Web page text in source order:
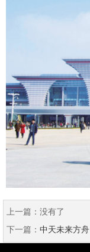
上一篇： 没有了
下一篇： 中天未来方舟